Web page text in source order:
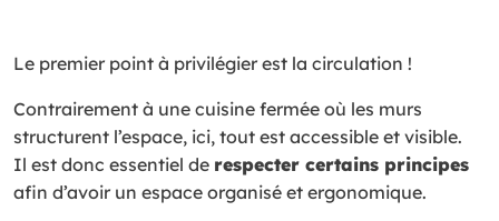
Le premier point à privilégier est la circulation !
Contrairement à une cuisine fermée où les murs
structurent l’espace, ici, tout est accessible et visible.
Il est donc essentiel de respecter certains principes
afin d’avoir un espace organisé et ergonomique.